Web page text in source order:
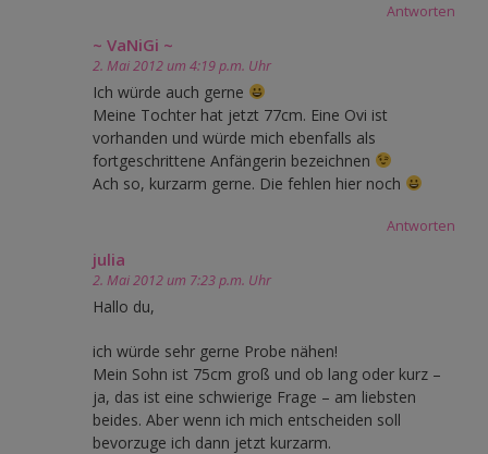
Antworten
~ VaNiGi ~
2. Mai 2012 um 4:19 p.m. Uhr
Ich würde auch gerne
Meine Tochter hat jetzt 77cm. Eine Ovi ist
vorhanden und würde mich ebenfalls als
fortgeschrittene Anfängerin bezeichnen
Ach so, kurzarm gerne. Die fehlen hier noch
Antworten
julia
2. Mai 2012 um 7:23 p.m. Uhr
Hallo du,
ich würde sehr gerne Probe nähen!
Mein Sohn ist 75cm groß und ob lang oder kurz –
ja, das ist eine schwierige Frage – am liebsten
beides. Aber wenn ich mich entscheiden soll
bevorzuge ich dann jetzt kurzarm.